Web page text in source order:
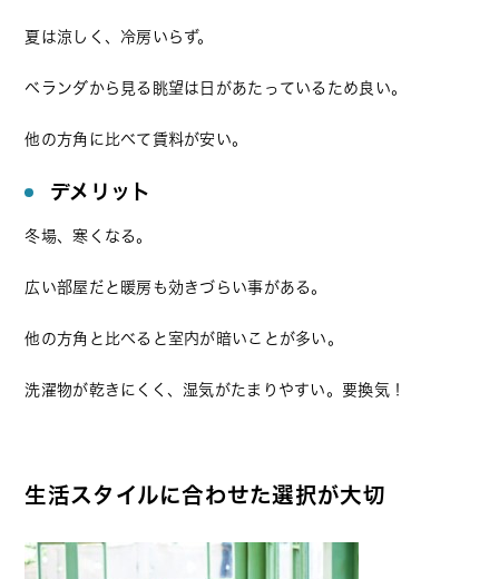
夏は涼しく、冷房いらず。
ベランダから見る眺望は日があたっているため良い。
他の方角に比べて賃料が安い。
デメリット
冬場、寒くなる。
広い部屋だと暖房も効きづらい事がある。
他の方角と比べると室内が暗いことが多い。
洗濯物が乾きにくく、湿気がたまりやすい。要換気！
生活スタイルに合わせた選択が大切